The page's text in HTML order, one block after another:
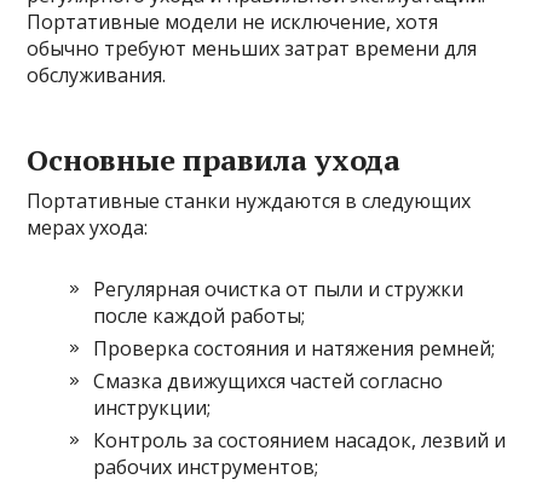
Портативные модели не исключение, хотя
обычно требуют меньших затрат времени для
обслуживания.
Основные правила ухода
Портативные станки нуждаются в следующих
мерах ухода:
Регулярная очистка от пыли и стружки
после каждой работы;
Проверка состояния и натяжения ремней;
Смазка движущихся частей согласно
инструкции;
Контроль за состоянием насадок, лезвий и
рабочих инструментов;